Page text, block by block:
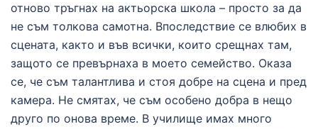
отново тръгнах на актьорска школа – просто за да
не съм толкова самотна. Впоследствие се влюбих в
сцената, както и във всички, които срещнах там,
защото се превърнаха в моето семейство. Оказа
се, че съм талантлива и стоя добре на сцена и пред
камера. Не смятах, че съм особено добра в нещо
друго по онова време. В училище имах много